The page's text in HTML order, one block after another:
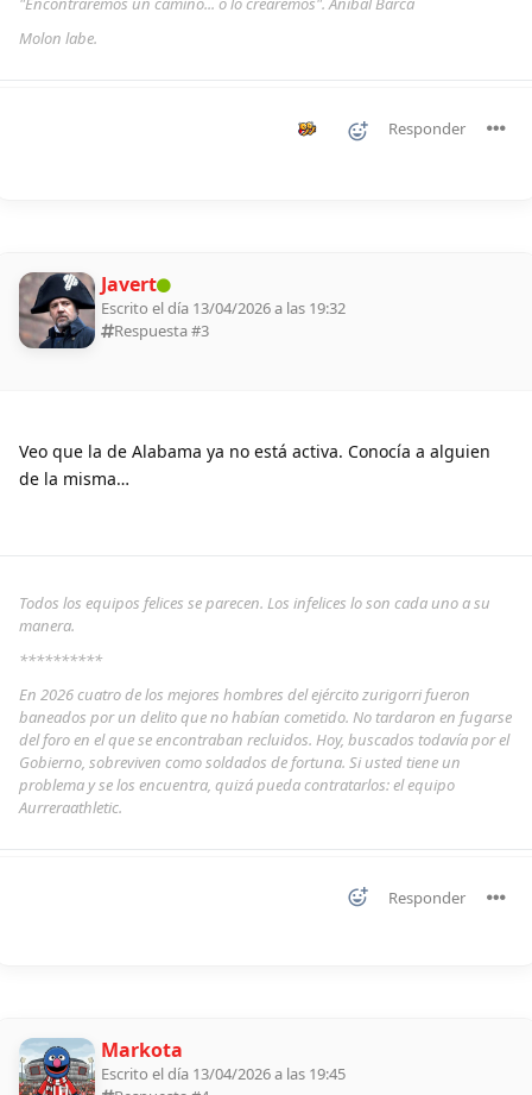
Molon labe.
Responder
Javert
Escrito el día 13/04/2026 a las 19:32
Respuesta #3
Veo que la de Alabama ya no está activa. Conocía a alguien
de la misma…
Todos los equipos felices se parecen. Los infelices lo son cada uno a su
manera.
**********
En 2026 cuatro de los mejores hombres del ejército zurigorri fueron
baneados por un delito que no habían cometido. No tardaron en fugarse
del foro en el que se encontraban recluidos. Hoy, buscados todavía por el
Gobierno, sobreviven como soldados de fortuna. Si usted tiene un
problema y se los encuentra, quizá pueda contratarlos: el equipo
Aurreraathletic.
Responder
Markota
Escrito el día 13/04/2026 a las 19:45